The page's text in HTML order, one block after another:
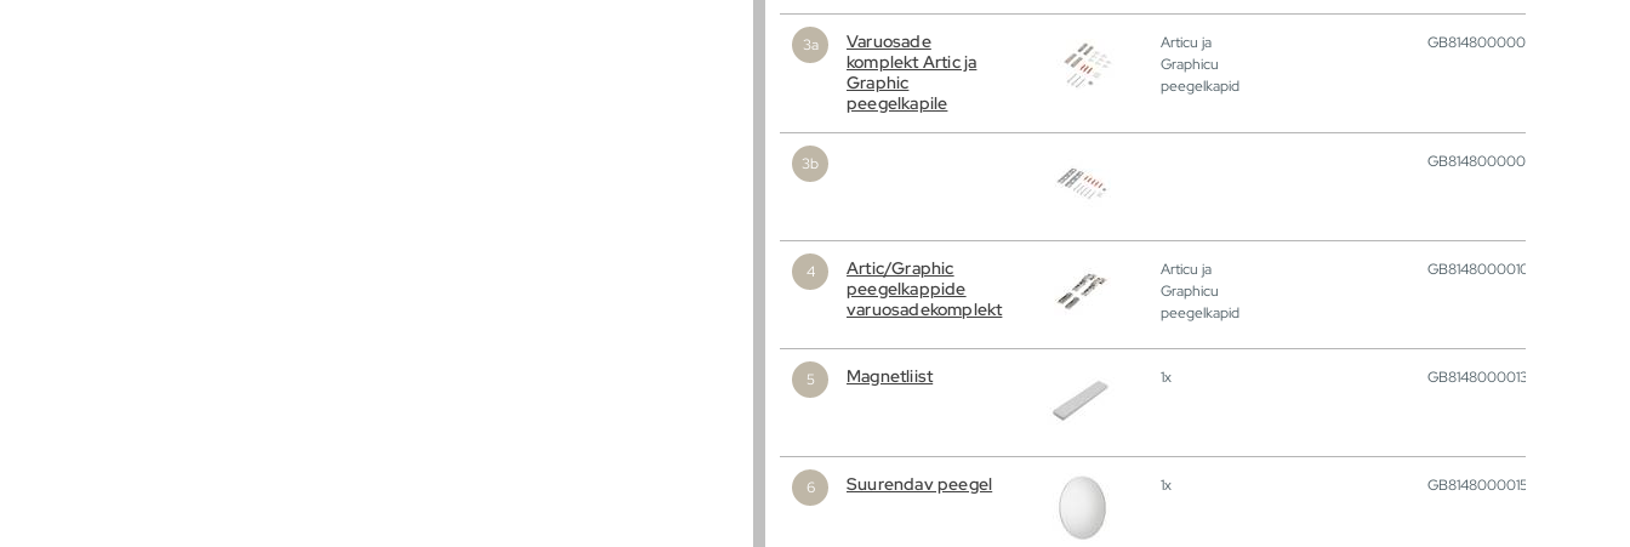
Varuosade
komplekt Artic ja
Graphic
peegelkapile
Articu ja
Graphicu
peegelkapid
GB8148000009
GB8148000006
Artic/Graphic
peegelkappide
varuosadekomplekt
Articu ja
Graphicu
peegelkapid
GB8148000010
Magnetliist 1x GB8148000013
Suurendav peegel 1x GB8148000015